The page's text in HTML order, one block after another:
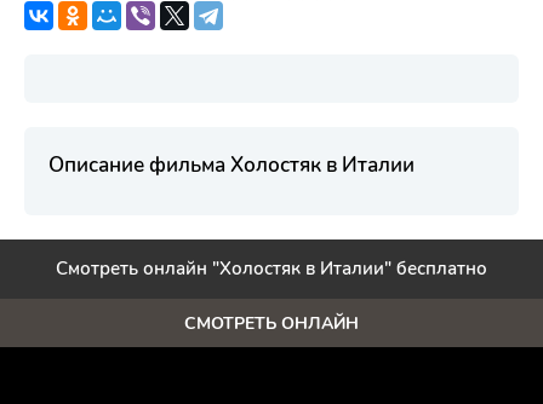
Описание фильма Холостяк в Италии
Смотреть онлайн "Холостяк в Италии" бесплатно
СМОТРЕТЬ ОНЛАЙН